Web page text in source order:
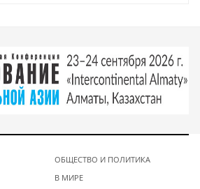
ОБЩЕСТВО И ПОЛИТИКА
В МИРЕ